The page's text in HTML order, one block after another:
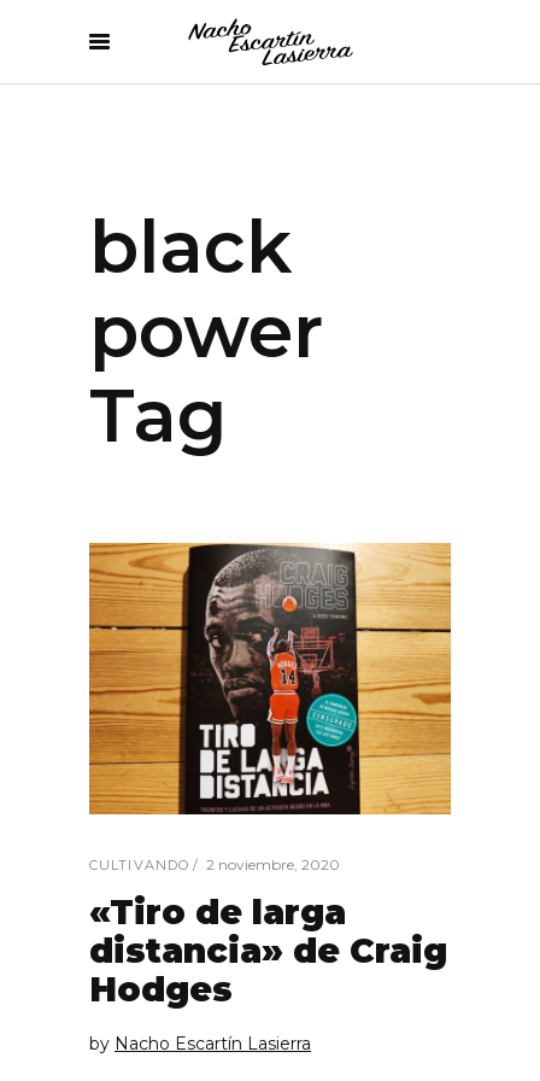
black
power
Tag
CULTIVANDO 2 noviembre, 2020
«Tiro de larga
distancia» de Craig
Hodges
by Nacho Escartín Lasierra